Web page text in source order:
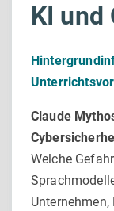
KI und
Claude
Welche